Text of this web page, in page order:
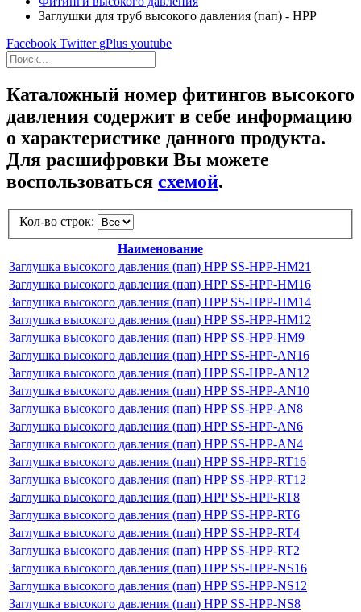
Заглушки для труб высокого давления (пап) - HPP
Facebook Twitter gPlus youtube
Каталожный номер фитингов высокого
давления содержит в себе информацию
о характеристике данного продукта.
Для расшифровки Вы можете
воспользоваться схемой.
Кол-во строк:
Наименование
Заглушка высокого давления (пап) HPP SS-HPP-HM21
Заглушка высокого давления (пап) HPP SS-HPP-HM16
Заглушка высокого давления (пап) HPP SS-HPP-HM14
Заглушка высокого давления (пап) HPP SS-HPP-HM12
Заглушка высокого давления (пап) HPP SS-HPP-HM9
Заглушка высокого давления (пап) HPP SS-HPP-AN16
Заглушка высокого давления (пап) HPP SS-HPP-AN12
Заглушка высокого давления (пап) HPP SS-HPP-AN10
Заглушка высокого давления (пап) HPP SS-HPP-AN8
Заглушка высокого давления (пап) HPP SS-HPP-AN6
Заглушка высокого давления (пап) HPP SS-HPP-AN4
Заглушка высокого давления (пап) HPP SS-HPP-RT16
Заглушка высокого давления (пап) HPP SS-HPP-RT12
Заглушка высокого давления (пап) HPP SS-HPP-RT8
Заглушка высокого давления (пап) HPP SS-HPP-RT6
Заглушка высокого давления (пап) HPP SS-HPP-RT4
Заглушка высокого давления (пап) HPP SS-HPP-RT2
Заглушка высокого давления (пап) HPP SS-HPP-NS16
Заглушка высокого давления (пап) HPP SS-HPP-NS12
Заглушка высокого давления (пап) HPP SS-HPP-NS8